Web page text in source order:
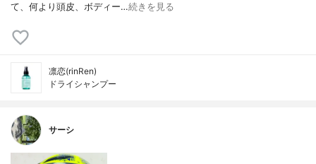
て、何より頭皮、ボディー…続きを見る
凛恋(rinRen)
ドライシャンプー
サーシ